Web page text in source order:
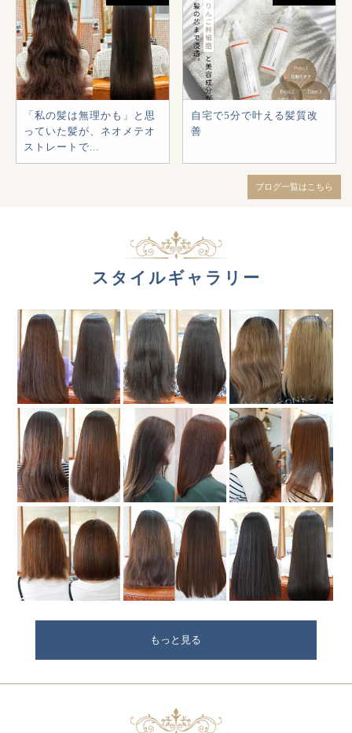
「私の髪は無理かも」と思
っていた髪が、ネオメテオ
ストレートで...
自宅で5分で叶える髪質改
善
ブログ一覧はこちら
スタイルギャラリー
もっと見る